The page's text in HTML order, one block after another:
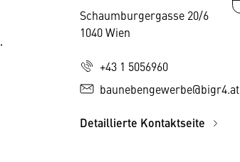
Schaumburgergasse 20/6
1040 Wien
+43 1 5056960
baunebengewerbe@bigr4.at
Detaillierte Kontaktseite